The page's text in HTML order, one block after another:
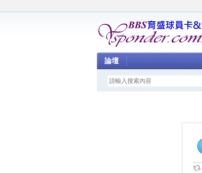
論壇